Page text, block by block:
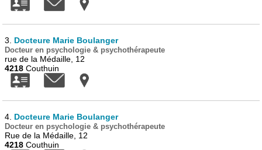
3. Docteure Marie Boulanger
Docteur en psychologie & psychothérapeute
rue de la Médaille, 12
4218 Couthuin
4. Docteure Marie Boulanger
Docteur en psychologie & psychothérapeute
Rue de la Médaille, 12
4218 Couthuin